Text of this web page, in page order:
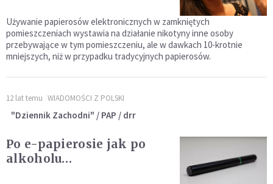
Używanie papierosów elektronicznych w zamkniętych
pomieszczeniach wystawia na działanie nikotyny inne osoby
przebywające w tym pomieszczeniu, ale w dawkach 10-krotnie
mniejszych, niż w przypadku tradycyjnych papierosów.
12 lat temu WIADOMOŚCI Z POLSKI
"Dziennik Zachodni" / PAP / drr
Po e-papierosie jak po
alkoholu…